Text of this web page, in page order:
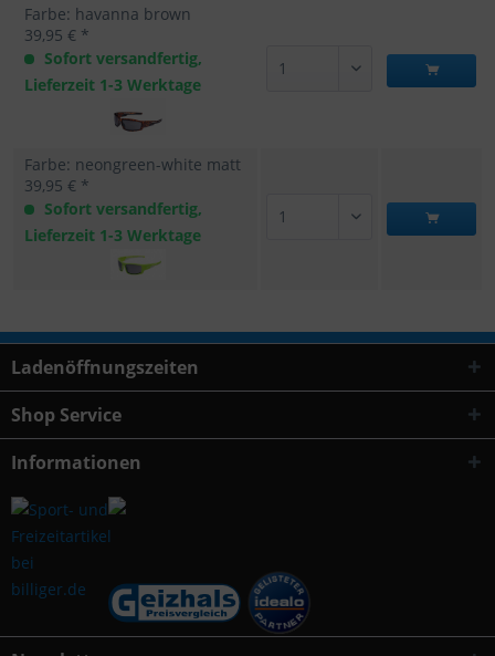
Farbe: havanna brown
39,95 € *
Sofort versandfertig,
Lieferzeit 1-3 Werktage
Farbe: neongreen-white matt
39,95 € *
Sofort versandfertig,
Lieferzeit 1-3 Werktage
Ladenöffnungszeiten
Shop Service
Informationen